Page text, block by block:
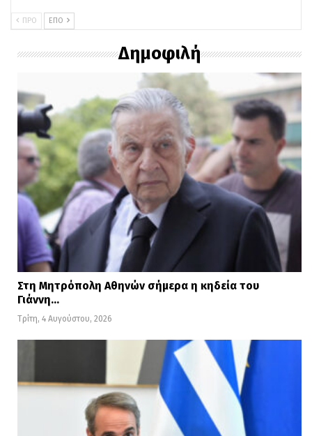
ΠΡΟ ΕΠΌ
Δημοφιλή
Στη Μητρόπολη Αθηνών σήμερα η κηδεία του
Γιάννη…
Τρίτη, 4 Αυγούστου, 2026